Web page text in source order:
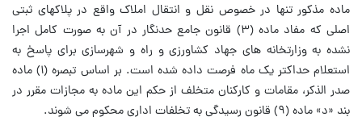
ماده مذکور تنها در خصوص نقل و انتقال املاک واقع در پلاکهای ثبتی
اصلی که مفاد ماده (۳) قانون جامع حدنگار در آن به صورت کامل اجرا
نشده به وزارتخانه های جهاد کشاورزی و راه و شهرسازی برای پاسخ به
استعلام حداکتر یک ماه فرصت داده شده است. بر اساس تبصره (۱) ماده
صدر الذکر، مقامات و کارکنان متخلف از حکم این ماده به مجازات مقرر در
بند «د» ماده (۹) قانون رسیدگی به تخلفات اداری محکوم می شوند.